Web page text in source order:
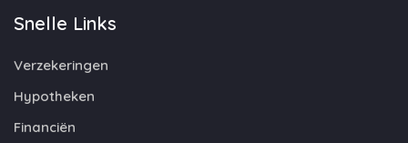
Snelle Links
Verzekeringen
Hypotheken
Financiën